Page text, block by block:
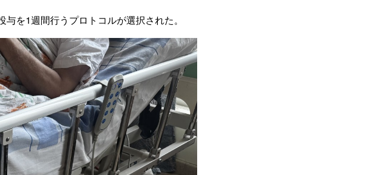
を1週間行うプロトコルが選択された。